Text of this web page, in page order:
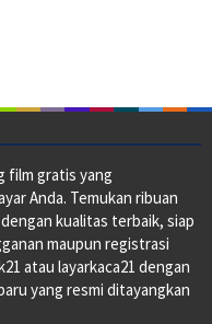
film gratis yang
Anda. Temukan ribuan
kualitas terbaik, siap
maupun registrasi
atau layarkaca21 dengan
yang resmi ditayangkan